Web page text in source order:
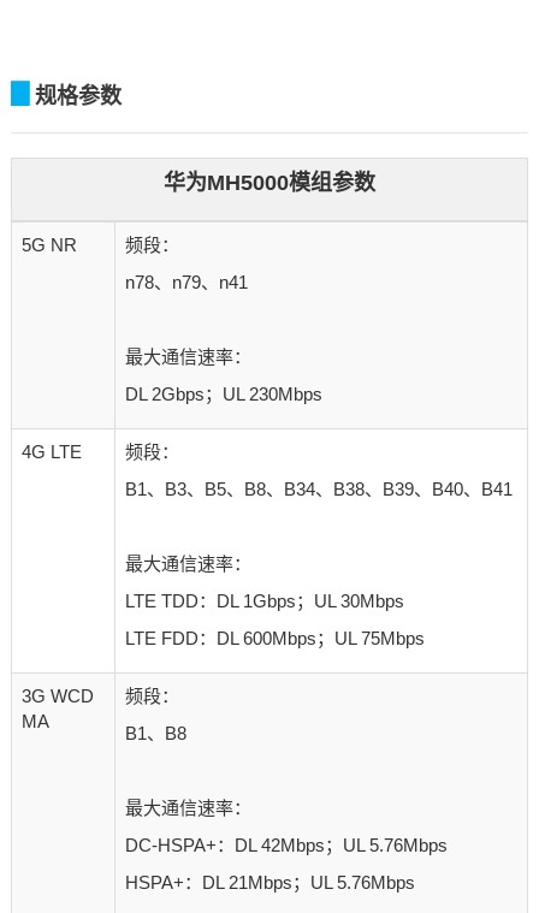
规格参数
华为MH5000模组参数
5G NR
频段：
n78、n79、n41
最大通信速率：
DL 2Gbps；UL 230Mbps
4G LTE
频段：
B1、B3、B5、B8、B34、B38、B39、B40、B41
最大通信速率：
LTE TDD：DL 1Gbps；UL 30Mbps
LTE FDD： DL 600Mbps； UL 75Mbps
3G WCD
MA
频段：
B1、B8
最大通信速率：
DC-HSPA+： DL 42Mbps； UL 5.76Mbps
HSPA+： DL 21Mbps； UL 5.76Mbps